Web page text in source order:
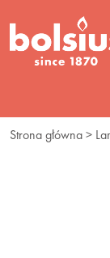
Strona główna>